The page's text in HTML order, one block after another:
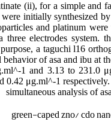
(ii), for a simple and
initially synthesized
and platinum
electrodes system.
a taguchi l16
of asa and ibu at
1 and 3.13 to 231.0
0.42 μg.ml^-1
simultaneous analysis of
green-caped zno/ cdo